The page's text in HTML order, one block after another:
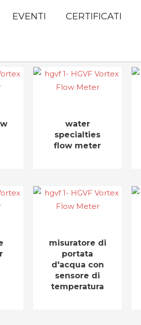
EVENTI CERTIFICATI
water
specialties
flow meter
misuratore di
portata
d'acqua con
sensore di
temperatura